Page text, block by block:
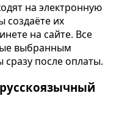
На даче
Для мужчин от
Летний вайб
К 1 сентября
на электронную
создаёте их
на сайте. Все
выбранным
сразу после оплаты.